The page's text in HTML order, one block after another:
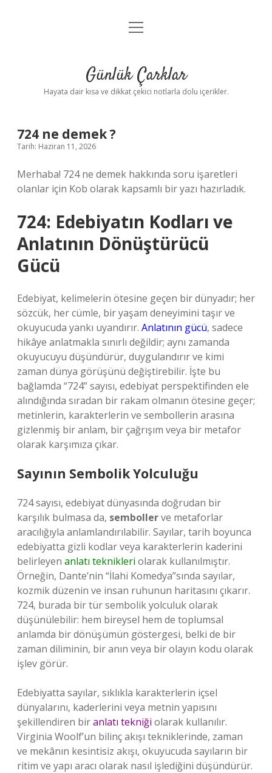
Anasayfa
Yasal Uyarı
menüyü
Günlük Çarklar
Hayata dair kısa ve dikkat çekici notlarla dolu içerikler.
724 ne demek ?
Tarih: Haziran 11, 2026
Merhaba! 724 ne demek hakkında soru işaretleri
olanlar için Kob olarak kapsamlı bir yazı hazırladık.
724: Edebiyatın Kodları ve
Anlatının Dönüştürücü
Gücü
Edebiyat, kelimelerin ötesine geçen bir dünyadır; her
sözcük, her cümle, bir yaşam deneyimini taşır ve
okuyucuda yankı uyandırır. Anlatının gücü, sadece
hikâye anlatmakla sınırlı değildir; aynı zamanda
okuyucuyu düşündürür, duygulandırır ve kimi
zaman dünya görüşünü değiştirebilir. İşte bu
bağlamda “724” sayısı, edebiyat perspektifinden ele
alındığında sıradan bir rakam olmanın ötesine geçer;
metinlerin, karakterlerin ve sembollerin arasına
gizlenmiş bir anlam, bir çağrışım veya bir metafor
olarak karşımıza çıkar.
Sayının Sembolik Yolculuğu
724 sayısı, edebiyat dünyasında doğrudan bir
karşılık bulmasa da, sembollerve metaforlar
aracılığıyla anlamlandırılabilir. Sayılar, tarih boyunca
edebiyatta gizli kodlar veya karakterlerin kaderini
belirleyen anlatı teknikleri olarak kullanılmıştır.
Örneğin, Dante’nin “İlahi Komedya”sında sayılar,
kozmik düzenin ve insan ruhunun haritasını çıkarır.
724, burada bir tür sembolik yolculuk olarak
düşünülebilir: hem bireysel hem de toplumsal
anlamda bir dönüşümün göstergesi, belki de bir
zaman diliminin, bir anın veya bir olayın kodu olarak
işlev görür.
Edebiyatta sayılar, sıklıkla karakterlerin içsel
dünyalarını, kaderlerini veya metnin yapısını
şekillendiren biranlatı tekniği olarak kullanılır.
Virginia Woolf’un bilinç akışı tekniklerinde, zaman
ve mekânın kesintisiz akışı, okuyucuda sayıların bir
ritim ve yapı aracı olarak nasıl işlediğini düşündürür.